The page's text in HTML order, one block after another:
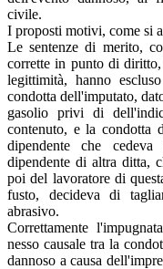
civile.
I proposti motivi, come si
Le sentenze di merito,
corrette in punto di
legittimità, hanno
condotta dell'imputato,
gasolio privi di
contenuto, e la condotta
dipendente che
dipendente di altra ditta,
poi del lavoratore di
fusto, decideva di
abrasivo.
Correttamente
nesso causale tra la
dannoso a causa